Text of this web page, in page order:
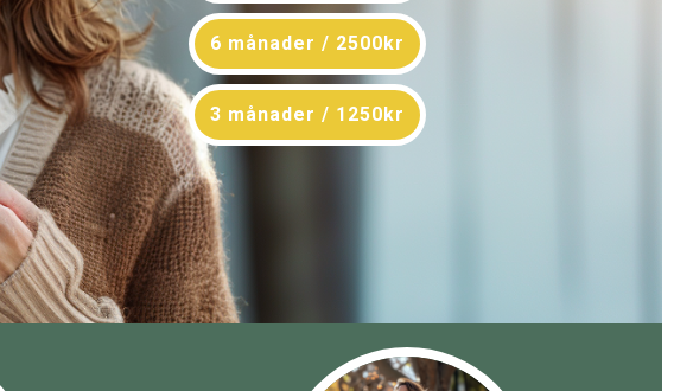
6 månader / 2500kr
3 månader / 1250kr